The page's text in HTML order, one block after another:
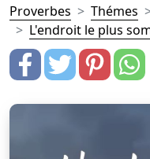
Proverbes Thémes
L'endroit le plus